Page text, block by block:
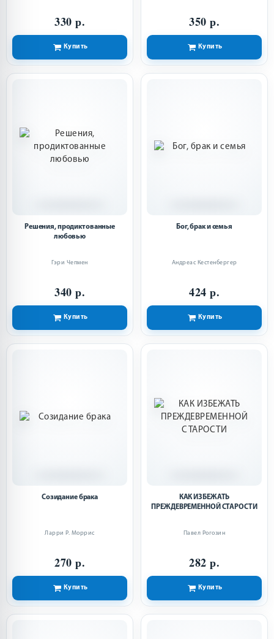
330 р.
Купить
350 р.
Купить
Решения, продиктованные
любовью
Гэри Чепмен
340 р.
Купить
Бог, брак и семья
Андреас Кестенбергер
424 р.
Купить
Созидание брака
Ларри Р. Моррис
270 р.
Купить
КАК ИЗБЕЖАТЬ
ПРЕЖДЕВРЕМЕННОЙ СТАРОСТИ
Павел Рогозин
282 р.
Купить